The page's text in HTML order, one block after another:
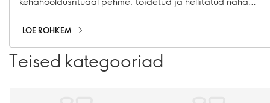
LOE ROHKEM
Teised kategooriad